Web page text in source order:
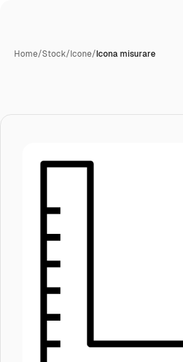
Home/Stock/Icone/Icona misurare